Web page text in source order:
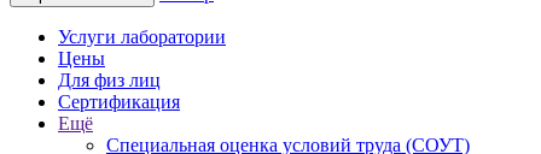
Услуги лаборатории
Цены
Для физ лиц
Сертификация
Ещё
Специальная оценка условий труда (СОУТ)